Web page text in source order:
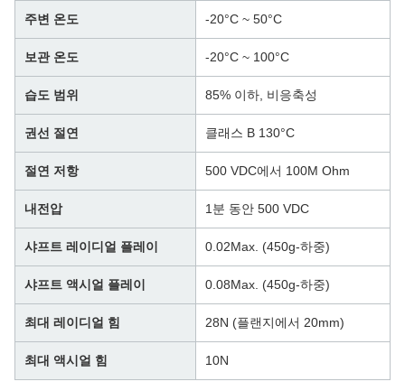
주변 온도 -20°C ~ 50°C
보관 온도 -20°C ~ 100°C
습도 범위 85% 이하, 비응축성
권선 절연 클래스 B 130°C
절연 저항 500 VDC에서 100M Ohm
내전압 1분 동안 500 VDC
샤프트 레이디얼 플레이 0.02Max. (450g-하중)
샤프트 액시얼 플레이 0.08Max. (450g-하중)
최대 레이디얼 힘 28N (플랜지에서 20mm)
최대 액시얼 힘 10N